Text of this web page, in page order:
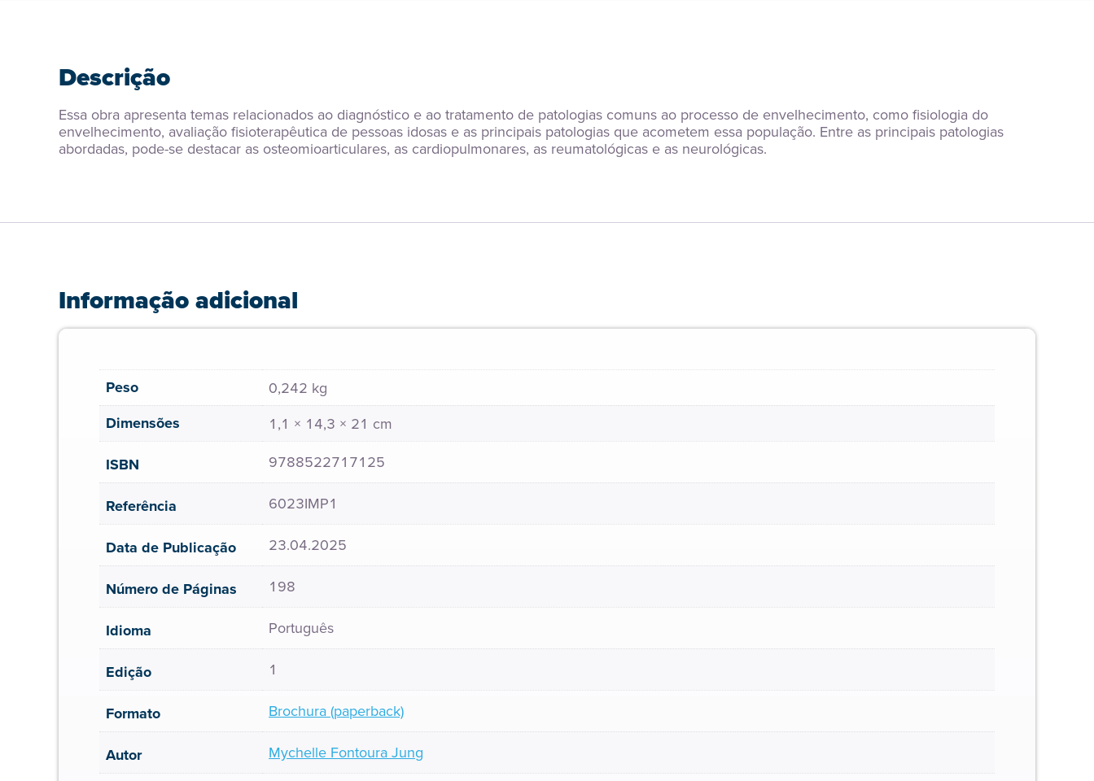
Descrição
Essa obra apresenta temas relacionados ao diagnóstico e ao tratamento de patologias comuns ao processo de envelhecimento, como fisiologia do
envelhecimento, avaliação fisioterapêutica de pessoas idosas e as principais patologias que acometem essa população. Entre as principais patologias
abordadas, pode-se destacar as osteomioarticulares, as cardiopulmonares, as reumatológicas e as neurológicas.
Informação adicional
Peso 0,242 kg
Dimensões 1,1 × 14,3 × 21 cm
ISBN 9788522717125
Referência 6023IMP1
Data de Publicação 23.04.2025
Número de Páginas 198
Idioma Português
Edição 1
Formato Brochura (paperback)
Autor Mychelle Fontoura Jung